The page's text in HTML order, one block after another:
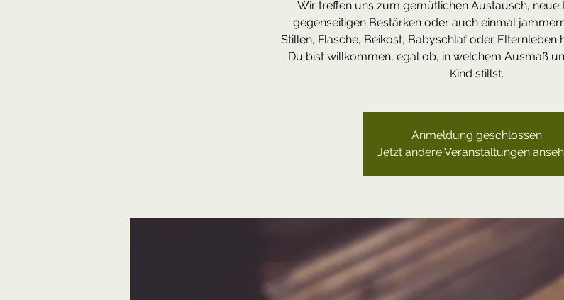
Wir treffen uns zum gemütlichen Austausch, neue
gegenseitigen Bestärken oder auch einmal
Stillen, Flasche, Beikost, Babyschlaf oder Elternleben
Du bist willkommen, egal ob, in welchem Ausmaß
Kind stillst.
Anmeldung geschlossen
Jetzt andere Veranstaltungen